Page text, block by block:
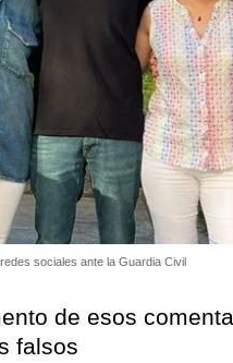
sociales ante la Guardia Civil
de esos
falsos